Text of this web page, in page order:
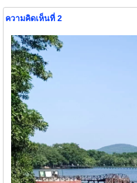
ความคิดเห็นที่ 2